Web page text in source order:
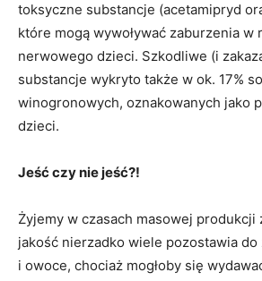
toksyczne substancje (acetamipryd
które mogą wywoływać zaburzenia w
nerwowego dzieci. Szkodliwe (i
substancje wykryto także w ok. 17%
winogronowych, oznakowanych jako
dzieci.
Jeść czy nie jeść?!
Żyjemy w czasach masowej produkcji
jakość nierzadko wiele pozostawia do
i owoce, chociaż mogłoby się